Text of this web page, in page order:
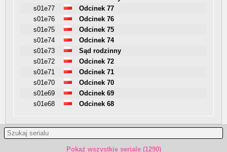
s01e77
Odcinek 77
s01e76
Odcinek 76
s01e75
Odcinek 75
s01e74
Odcinek 74
s01e73
Sąd rodzinny
s01e72
Odcinek 72
s01e71
Odcinek 71
s01e70
Odcinek 70
s01e69
Odcinek 69
s01e68
Odcinek 68
Pokaż wszystkie seriale (1290)